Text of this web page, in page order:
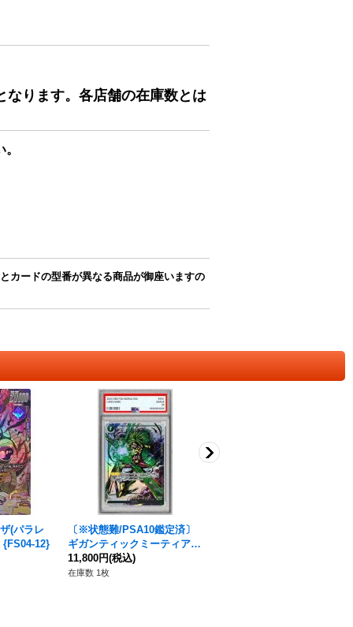
なります。各店舗の在庫数とは
カードの型番が異なる商品が御座いますの
(パラレ
12}
〔※状態難/PSA10鑑定済〕
ギガンティックミーティア
(パラレル/金文字)【C☆】{F
S03-15[FB02]}
11,800円(税込)
在庫数 1枚